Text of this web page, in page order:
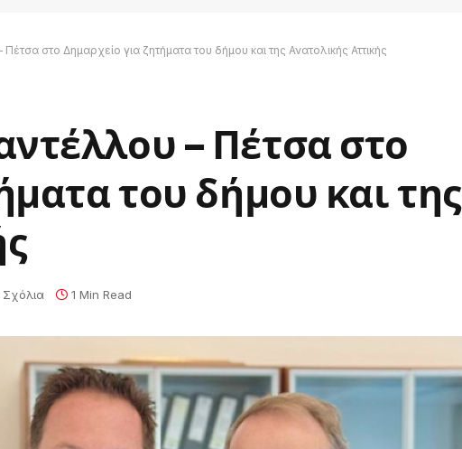
στο Δημαρχείο για ζητήματα του δήμου και της Ανατολικής Αττικής
– Πέτσα στο
του δήμου και της
1 Min Read